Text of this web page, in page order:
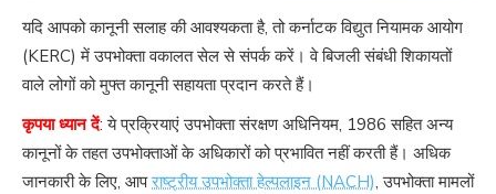
यदि आपको कानूनी सलाह की आवश्यकता है, तो कर्नाटक विद्युत नियामक आयोग
(KERC) में उपभोक्ता वकालत सेल से संपर्क करें। वे बिजली संबंधी शिकायतों
वाले लोगों को मुफ्त कानूनी सहायता प्रदान करते हैं।
कृपया ध्यान दें: ये प्रक्रियाएं उपभोक्ता संरक्षण अधिनियम, 1986 सहित अन्य
कानूनों के तहत उपभोक्ताओं के अधिकारों को प्रभावित नहीं करती हैं। अधिक
जानकारी के लिए, आपराष्ट्रीय उपभोक्ता हेल्पलाइन (NACH), उपभोक्ता मामलों